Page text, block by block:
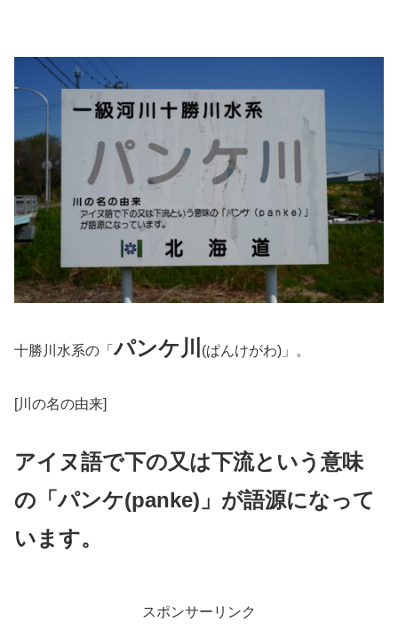
十勝川水系の「パンケ川 (ぱんけがわ)」。
[川の名の由来]
アイヌ語で下の又は下流という意味
の「パンケ(panke)」が語源になって
います。
スポンサーリンク